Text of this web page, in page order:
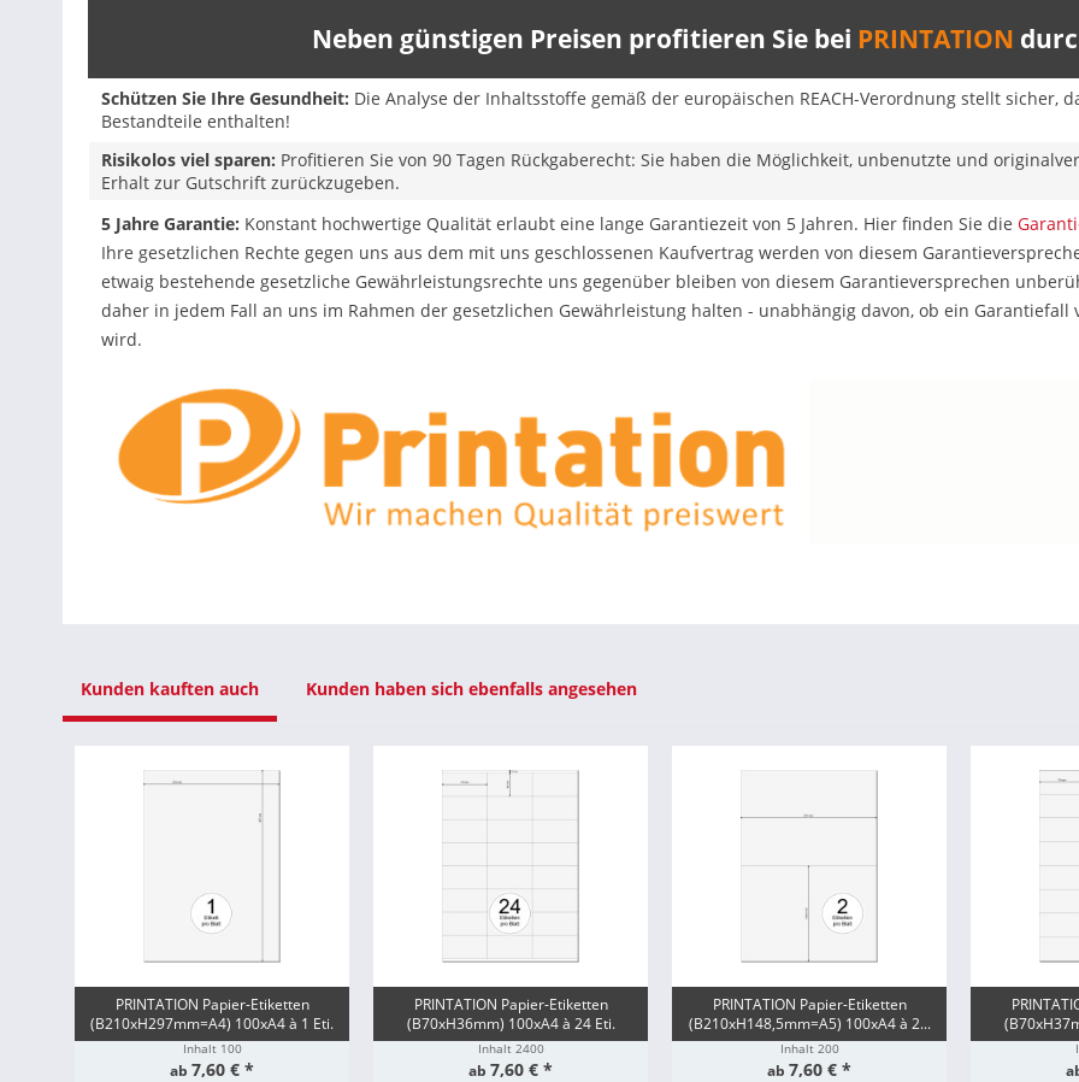
Neben günstigen Preisen profitieren Sie bei PRINTATION
Schützen Sie Ihre Gesundheit: Die Analyse der Inhaltsstoffe gemäß der europäischen REACH-Verordnung stellt sicher,
Bestandteile enthalten!
Risikolos viel sparen: Profitieren Sie von 90 Tagen Rückgaberecht: Sie haben die Möglichkeit, unbenutzte und
Erhalt zur Gutschrift zurückzugeben.
5 Jahre Garantie: Konstant hochwertige Qualität erlaubt eine lange Garantiezeit von 5 Jahren. Hier finden Sie die
Ihre gesetzlichen Rechte gegen uns aus dem mit uns geschlossenen Kaufvertrag werden von diesem
etwaig bestehende gesetzliche Gewährleistungsrechte uns gegenüber bleiben von diesem Garantieversprechen
daher in jedem Fall an uns im Rahmen der gesetzlichen Gewährleistung halten - unabhängig davon, ob ein
wird.
Kunden kauften auch Kunden haben sich ebenfalls angesehen
PRINTATION Papier-Etiketten
(B210xH297mm=A4) 100xA4 à 1 Eti.
Inhalt 100
ab 7,60 € *
PRINTATION Papier-Etiketten
(B70xH36mm) 100xA4 à 24 Eti.
Inhalt 2400
ab 7,60 € *
PRINTATION Papier-Etiketten
(B210xH148,5mm=A5) 100xA4 à 2...
Inhalt 200
ab 7,60 € *